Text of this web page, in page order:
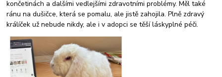
končetinách a dalšími vedlejšími zdravotními problémy. Měl také
ránu na dušičce, která se pomalu, ale jistě zahojila. Plně zdravý
králíček už nebude nikdy, ale i v adopci se těší láskyplné péči.